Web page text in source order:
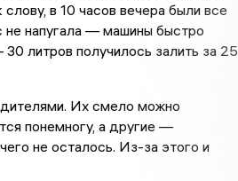
в 10 часов вечера были все
не напугала — машины быстро
литров получилось залить за 25
Их смело можно
понемногу, а другие —
не осталось. Из-за этого и